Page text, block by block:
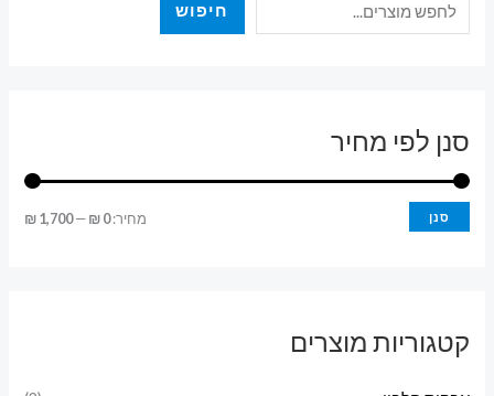
חיפוש
סנן לפי מחיר
ממ
סנן מחיר:0 ₪
—
1,700 ₪
קטגוריות מוצרים